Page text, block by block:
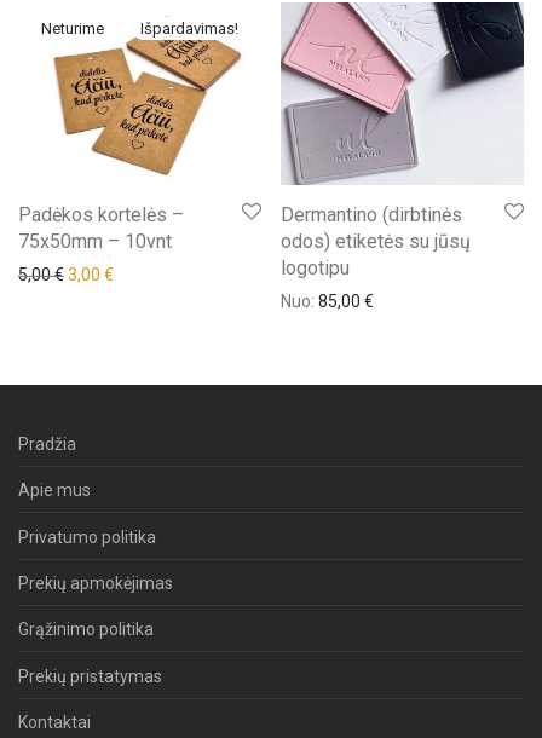
Išpardavimas!
Padėkos kortelės –
75x50mm – 10vnt
5,00€Original price was: 5,00 €.
3,00 € Current price is: 3,00 €.
Dermantino (dirbtinės
odos) etiketės su jūsų
logotipu
Nuo: 85,00 €
Pradžia
Apie mus
Privatumo politika
Prekių apmokėjimas
Grąžinimo politika
Prekių pristatymas
Kontaktai